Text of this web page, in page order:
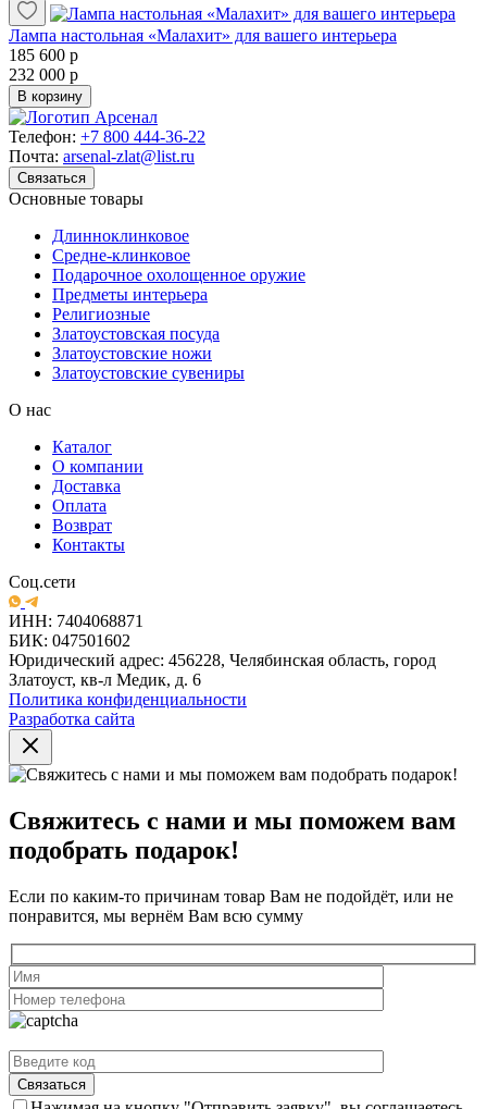
Лампа настольная «Малахит» для вашего интерьера
185 600 р
232 000 р
В корзину
Телефон: +7 800 444-36-22
Почта: arsenal-zlat@list.ru
Связаться
Основные товары
Длинноклинковое
Средне-клинковое
Подарочное охолощенное оружие
Предметы интерьера
Религиозные
Златоустовская посуда
Златоустовские ножи
Златоустовские сувениры
О нас
Каталог
О компании
Доставка
Оплата
Возврат
Контакты
Соц.сети
ИНН: 7404068871
БИК: 047501602
Юридический адрес: 456228, Челябинская область, город
Златоуст, кв-л Медик, д. 6
Политика конфиденциальности
Разработка сайта
Свяжитесь с нами и мы поможем вам
подобрать подарок!
Если по каким-то причинам товар Вам не подойдёт, или не
понравится, мы вернём Вам всю сумму